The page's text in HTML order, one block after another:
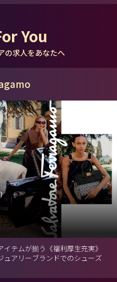
You
の求人をあなたへ
イテムが揃う《福利厚生充実》
ュアリーブランドでのシューズ